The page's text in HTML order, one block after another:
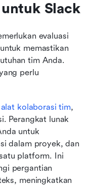
Slack
evaluasi
memastikan
tim Anda.
perlu
alat kolaborasi tim,
Perangkat lunak
untuk
dalam proyek, dan
platform. Ini
pergantian
meningkatkan